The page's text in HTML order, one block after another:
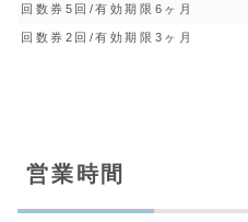
回数券5回/有効期限6ヶ月
回数券2回/有効期限3ヶ月
営業時間